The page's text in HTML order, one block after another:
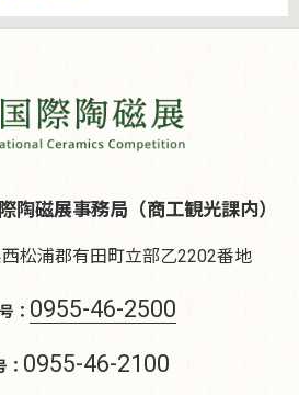
磁展事務局（商工観光課内）
松浦郡有田町立部乙2202番地
： 0955-46-2500
： 0955-46-2100